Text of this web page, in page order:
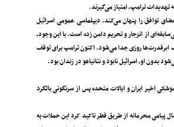
ترامپ، امتیاز می‌گیرند.
توافق را پنهان می‌کند. دیپلماسی عمومی اسرائیل
از انزجار و تحریم دامن زده است. با این وجود،
ابرقدرت‌ها روزی جدا می‌شود. اکنون ترامپ برای توقف
او، اسرائیل نابود و نتانیاهو در زندان بود.
اخیر ایران و ایالات متحده پس از سرنگونی بالگرد
پیامی محرمانه از طریق قطر تاکید کرد این حملات به